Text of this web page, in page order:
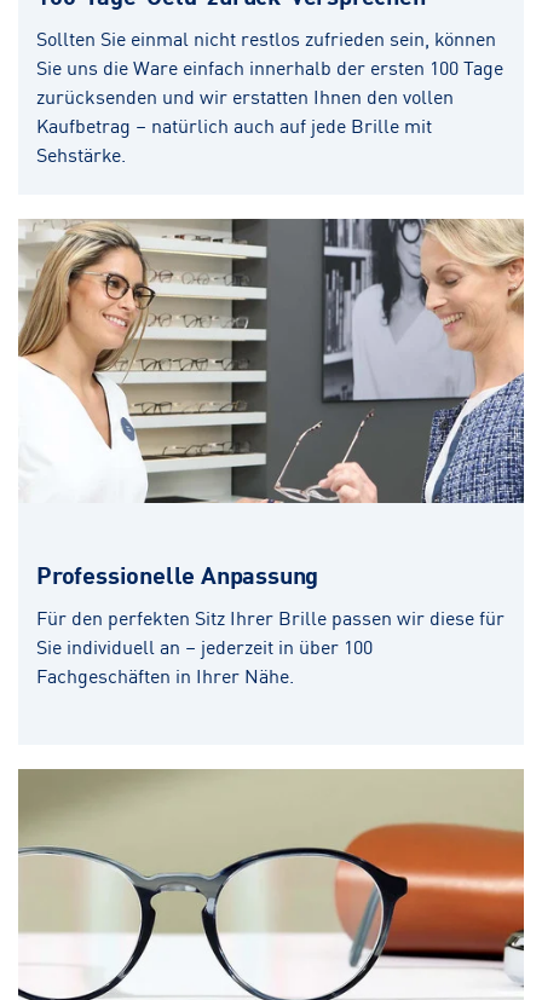
Sollten Sie einmal nicht restlos zufrieden sein, können
Sie uns die Ware einfach innerhalb der ersten 100 Tage
zurücksenden und wir erstatten Ihnen den vollen
Kaufbetrag – natürlich auch auf jede Brille mit
Sehstärke.
Professionelle Anpassung
Für den perfekten Sitz Ihrer Brille passen wir diese für
Sie individuell an – jederzeit in über 100
Fachgeschäften in Ihrer Nähe.